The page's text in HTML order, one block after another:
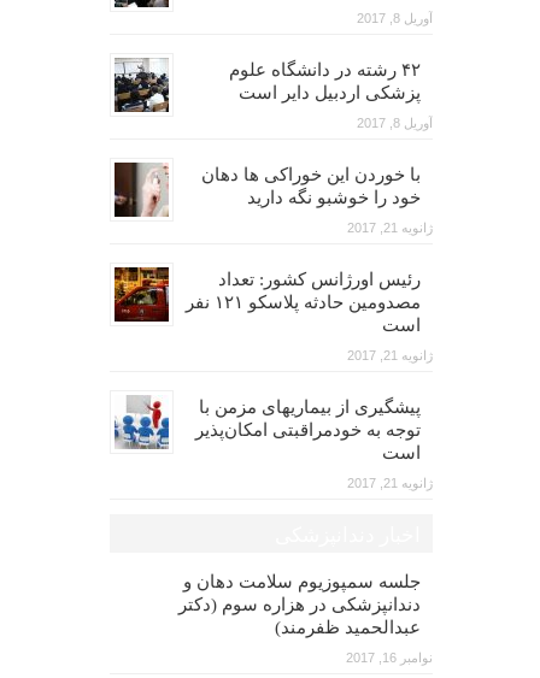
آوریل 8, 2017
۴۲ رشته در دانشگاه علوم
پزشکی اردبیل دایر است
آوریل 8, 2017
با خوردن این خوراکی ها دهان
خود را خوشبو نگه دارید
ژانویه 21, 2017
رئیس اورژانس کشور: تعداد
مصدومین حادثه پلاسکو ۱۲۱ نفر
است
ژانویه 21, 2017
پیشگیری از بیماریهای مزمن با
توجه به خودمراقبتی امکان‌پذیر
است
ژانویه 21, 2017
جلسه سمپوزیوم سلامت دهان و
دندانپزشکی در هزاره سوم (دکتر
عبدالحمید ظفرمند)
نوامبر 16, 2017